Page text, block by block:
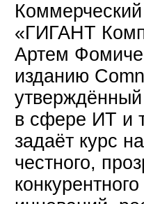
«ГИГАНТ
Артем
изданию
в сфере ИТ и
задаёт курс
честного,